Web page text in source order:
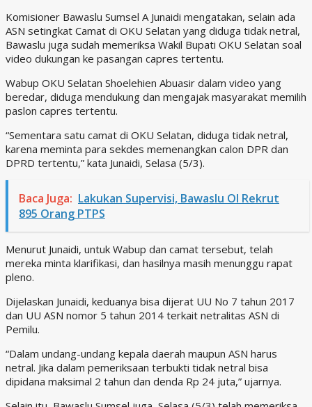
Komisioner Bawaslu Sumsel A Junaidi mengatakan, selain ada
ASN setingkat Camat di OKU Selatan yang diduga tidak netral,
Bawaslu juga sudah memeriksa Wakil Bupati OKU Selatan soal
video dukungan ke pasangan capres tertentu.
Wabup OKU Selatan Shoelehien Abuasir dalam video yang
beredar, diduga mendukung dan mengajak masyarakat memilih
paslon capres tertentu.
“Sementara satu camat di OKU Selatan, diduga tidak netral,
karena meminta para sekdes memenangkan calon DPR dan
DPRD tertentu,” kata Junaidi, Selasa (5/3).
Baca Juga: Lakukan Supervisi, Bawaslu OI Rekrut
895 Orang PTPS
Menurut Junaidi, untuk Wabup dan camat tersebut, telah
mereka minta klarifikasi, dan hasilnya masih menunggu rapat
pleno.
Dijelaskan Junaidi, keduanya bisa dijerat UU No 7 tahun 2017
dan UU ASN nomor 5 tahun 2014 terkait netralitas ASN di
Pemilu.
“Dalam undang-undang kepala daerah maupun ASN harus
netral. Jika dalam pemeriksaan terbukti tidak netral bisa
dipidana maksimal 2 tahun dan denda Rp 24 juta,” ujarnya.